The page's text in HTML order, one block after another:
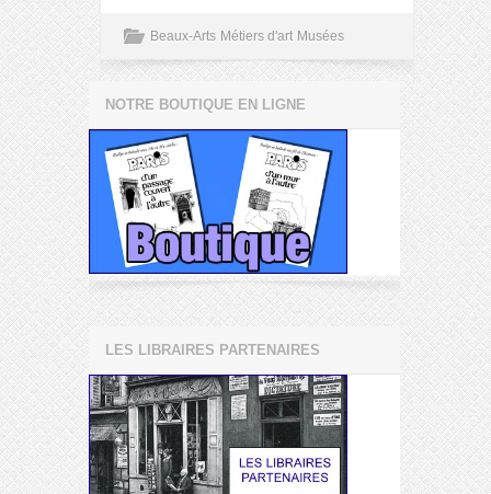
Beaux-Arts Métiers d'art Musées
NOTRE BOUTIQUE EN LIGNE
LES LIBRAIRES PARTENAIRES